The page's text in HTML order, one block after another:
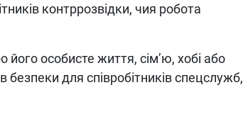
контррозвідки, чия робота
особисте життя, сім’ю, хобі або
безпеки для співробітників спецслужб,